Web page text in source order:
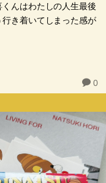
んはわたしの人生最後
き着いてしまった感が
0